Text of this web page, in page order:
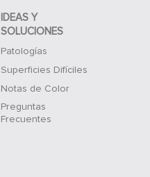
IDEAS Y
SOLUCIONES
Patologías
Superficies Difíciles
Notas de Color
Preguntas
Frecuentes